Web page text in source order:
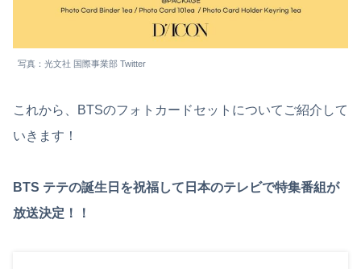
写真：光文社 国際事業部 Twitter
これから、BTSのフォトカードセットについてご紹介して
いきます！
BTS テテの誕生日を祝福して日本のテレビで特集番組が
放送決定！！